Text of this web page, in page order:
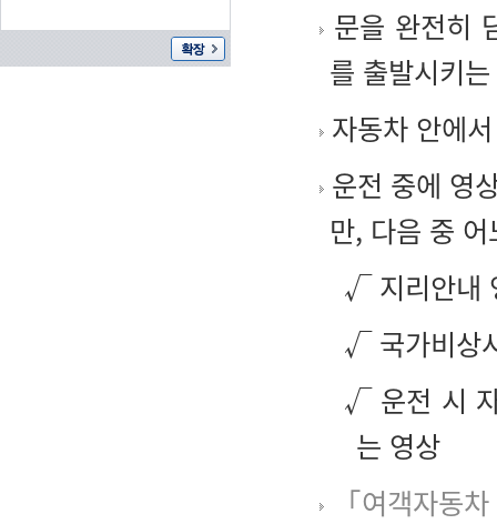
문을 완전히
를 출발시키
자동차 안에
운전 중에 영
만, 다음 중
√ 지리안내
√ 국가비상
√ 운전 시
는 영상
「여객자동